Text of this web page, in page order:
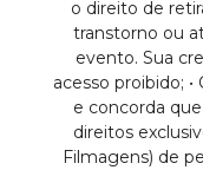
o direito de
transtorno ou
evento. Sua
acesso proibido;
e concorda
direitos
Filmagens) de